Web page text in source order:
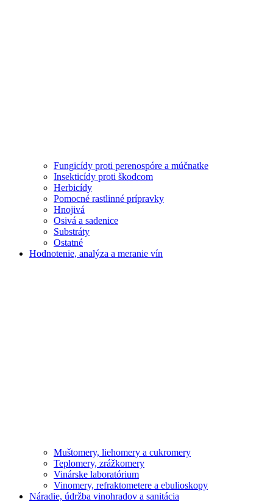
Fungicídy proti perenospóre a múčnatke
Insekticídy proti škodcom
Herbicídy
Pomocné rastlinné prípravky
Hnojivá
Osivá a sadenice
Substráty
Ostatné
Hodnotenie, analýza a meranie vín
Muštomery, liehomery a cukromery
Teplomery, zrážkomery
Vinárske laboratórium
Vinomery, refraktometere a ebulioskopy
Náradie, údržba vinohradov a sanitácia